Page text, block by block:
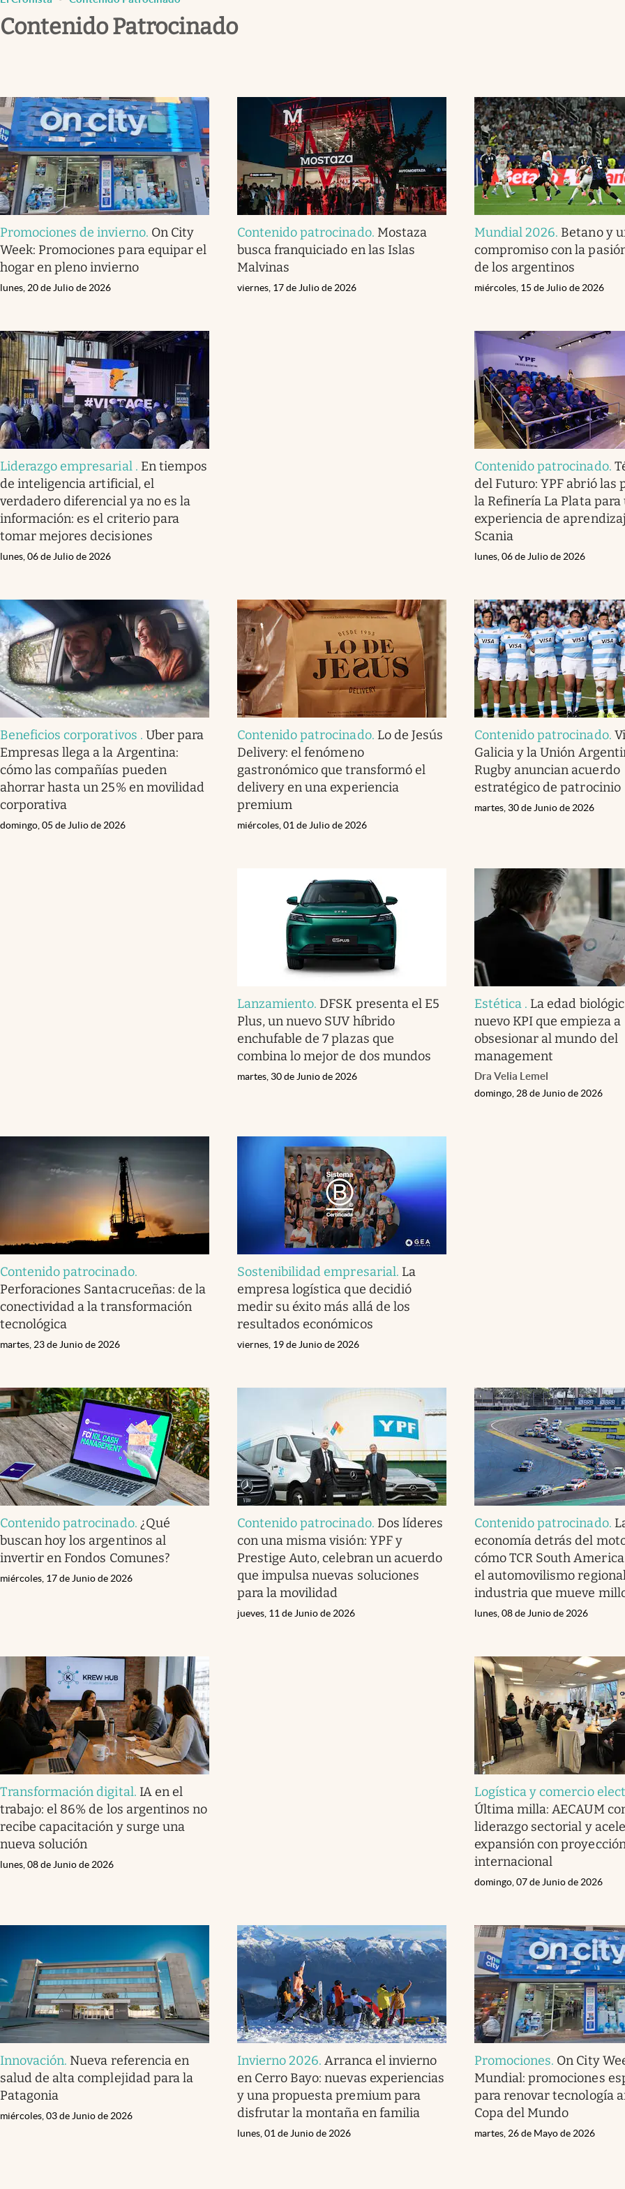
Clase
Eventos Corporativos
El Cronista Studio
Mediakit
abre en nueva pestaña
Contenido Patrocinado
Promociones de invierno. On City
Week: Promociones para equipar el
hogar en pleno invierno
lunes, 20 de Julio de 2026
Contenido patrocinado. Mostaza
busca franquiciado en las Islas
Malvinas
viernes, 17 de Julio de 2026
Mundial 2026. Betano y
compromiso con la
de los argentinos
miércoles, 15 de Julio de 2026
Liderazgo empresarial . En tiempos
de inteligencia artificial, el
verdadero diferencial ya no es la
información: es el criterio para
tomar mejores decisiones
lunes, 06 de Julio de 2026
Contenido patrocinado.
del Futuro: YPF abrió las
la Refinería La Plata para
experiencia de
Scania
lunes, 06 de Julio de 2026
Beneficios corporativos . Uber para
Empresas llega a la Argentina:
cómo las compañías pueden
ahorrar hasta un 25% en movilidad
corporativa
domingo, 05 de Julio de 2026
Contenido patrocinado. Lo de Jesús
Delivery: el fenómeno
gastronómico que transformó el
delivery en una experiencia
premium
miércoles, 01 de Julio de 2026
Contenido patrocinado.
Galicia y la Unión
Rugby anuncian acuerdo
estratégico de patrocinio
martes, 30 de Junio de 2026
Lanzamiento. DFSK presenta el E5
Plus, un nuevo SUV híbrido
enchufable de 7 plazas que
combina lo mejor de dos mundos
martes, 30 de Junio de 2026
Estética . La edad
nuevo KPI que empieza a
obsesionar al mundo del
management
Dra Velia Lemel
domingo, 28 de Junio de 2026
Contenido patrocinado.
Perforaciones Santacruceñas: de la
conectividad a la transformación
tecnológica
martes, 23 de Junio de 2026
Sostenibilidad empresarial. La
empresa logística que decidió
medir su éxito más allá de los
resultados económicos
viernes, 19 de Junio de 2026
Contenido patrocinado. ¿Qué
buscan hoy los argentinos al
invertir en Fondos Comunes?
miércoles, 17 de Junio de 2026
Contenido patrocinado. Dos líderes
con una misma visión: YPF y
Prestige Auto, celebran un acuerdo
que impulsa nuevas soluciones
para la movilidad
jueves, 11 de Junio de 2026
Contenido patrocinado.
economía detrás del
cómo TCR South
el automovilismo
industria que mueve
lunes, 08 de Junio de 2026
Transformación digital. IA en el
trabajo: el 86% de los argentinos no
recibe capacitación y surge una
nueva solución
lunes, 08 de Junio de 2026
Logística y comercio
Última milla: AECAUM
liderazgo sectorial y
expansión con
internacional
domingo, 07 de Junio de 2026
Innovación. Nueva referencia en
salud de alta complejidad para la
Patagonia
miércoles, 03 de Junio de 2026
Invierno 2026.Arranca el invierno
en Cerro Bayo: nuevas experiencias
y una propuesta premium para
disfrutar la montaña en familia
lunes, 01 de Junio de 2026
Promociones. On City
Mundial: promociones
para renovar tecnología
Copa del Mundo
martes, 26 de Mayo de 2026